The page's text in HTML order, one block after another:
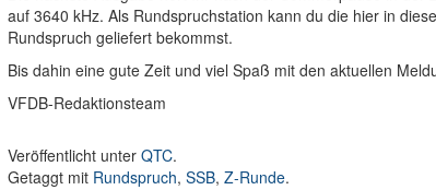
auf 3640 kHz. Als Rundspruchstation kann du die hier in
Rundspruch geliefert bekommst.
Bis dahin eine gute Zeit und viel Spaß mit den aktuellen
VFDB-Redaktionsteam
Veröffentlicht unter QTC.
Getaggt mit Rundspruch, SSB, Z-Runde.